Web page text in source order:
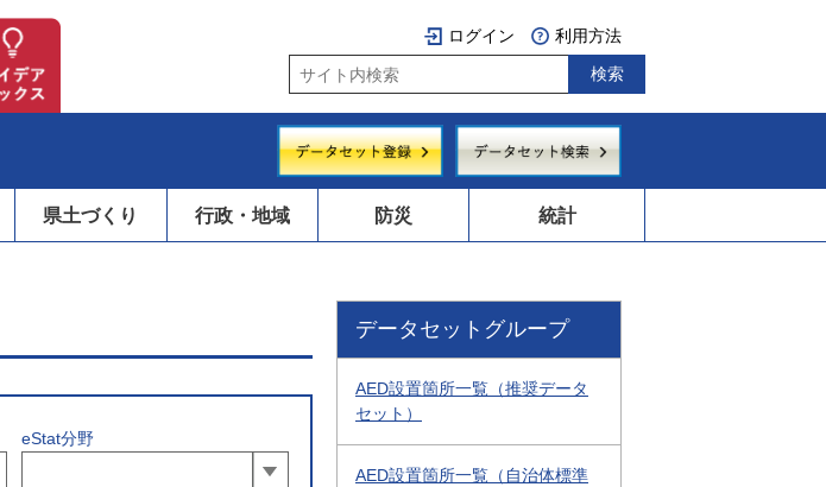
ログイン 利用方法
県土づくり 行政・地域 防災 統計
eStat分野
データセットグループ
AED設置箇所一覧（推奨データ
セット）
AED設置箇所一覧（自治体標準